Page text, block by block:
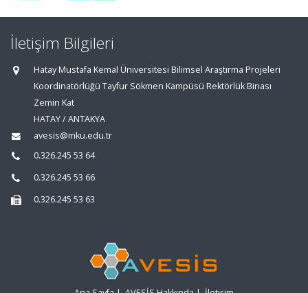
İletişim Bilgileri
Hatay Mustafa Kemal Üniversitesi Bilimsel Araştırma Projeleri
Koordinatörlüğü Tayfur Sökmen Kampüsü Rektörlük Binası
Zemin Kat
HATAY / ANTAKYA
avesis@mku.edu.tr
0.326.245 53 64
0.326.245 53 66
0.326.245 53 63